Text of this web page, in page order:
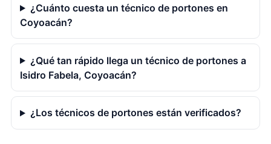
¿Cuánto cuesta un técnico de portones en
Coyoacán?
¿Qué tan rápido llega un técnico de portones a
Isidro Fabela, Coyoacán?
¿Los técnicos de portones están verificados?